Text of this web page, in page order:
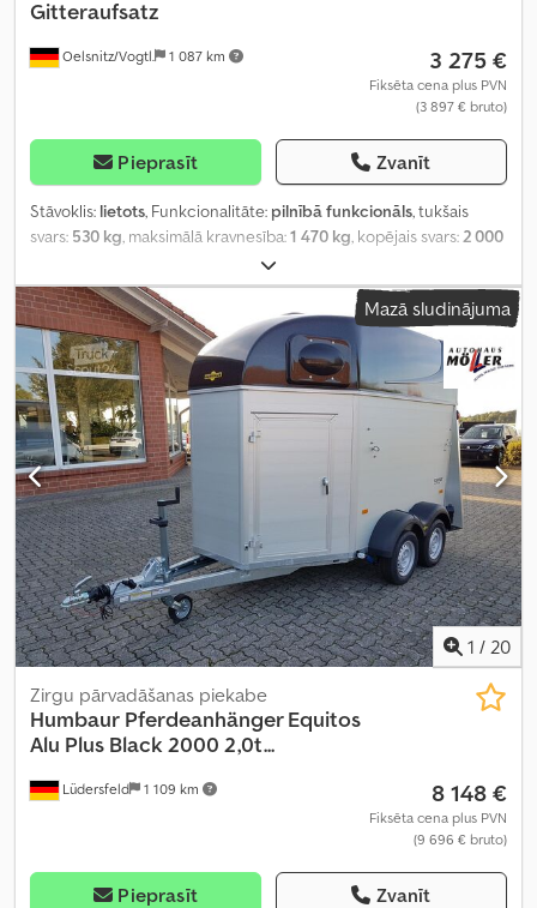
Oelsnitz/Vogtl. 1 087 km
Gitteraufsatz
3 275 €
Fiksēta cena plus PVN
(3 897 € bruto)
Pieprasīt Zvanīt
Stāvoklis: lietots, Funkcionalitāte: pilnībā funkcionāls, tukšais
svars: 530 kg, maksimālā kravnesība:1 470 kg, kopējais svars:2 000
, pirmā reģistrācija:
garums:2 680 mm, iekraušanas vietas platums:1 500 mm,
iekraušanas telpas augstums:
900 mm, kopējais garums:4 160
mm, kopējais platums:1 640 mm, kopējais augstums:1 580 mm
piekares sistēma:
cits, riepas izmērs: 155/80R13
, piekabes bremze:
bremzēta piekabe, Ražošanas gads:2016,
Mazā sludinājuma
1 / 20
Lüdersfeld 1 109 km
Zirgu pārvadāšanas piekabe
Humbaur Pferdeanhänger Equitos
Alu Plus Black 2000 2,0t...
8 148 €
Fiksēta cena plus PVN
(9 696 € bruto)
Pieprasīt Zvanīt